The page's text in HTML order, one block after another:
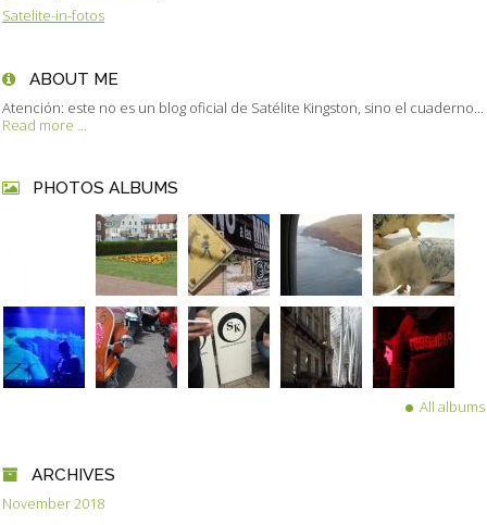
Satelite-in-fotos
ABOUT ME
Atención: este no es un blog oficial de Satélite Kingston, sino el cuaderno...
Read more ...
PHOTOS ALBUMS
All albums
ARCHIVES
November 2018